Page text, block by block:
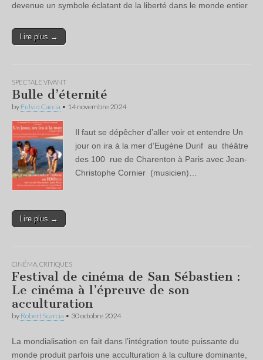
devenue un symbole éclatant de la liberté dans le monde entier
Lire plus →
SPECTALE VIVANT
Bulle d’éternité
by Fulvio Caccia • 14 novembre 2024
Il faut se dépêcher d’aller voir et entendre Un
jour on ira à la mer d’Eugène Durif au théâtre
des 100 rue de Charenton à Paris avec Jean-
Christophe Cornier (musicien)…
Lire plus →
CINÉMA CRITIQUES
Festival de cinéma de San Sébastien :
Le cinéma à l’épreuve de son
acculturation
by Robert Scarcia • 30 octobre 2024
La mondialisation en fait dans l’intégration toute puissante du
monde produit parfois une acculturation à la culture dominante,